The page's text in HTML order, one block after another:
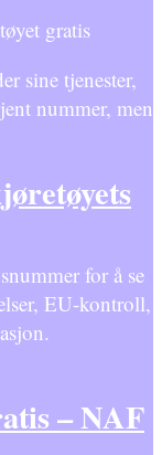
gratis
sine tjenester,
nummer, men
for å se
EU-kontroll,
– NAF